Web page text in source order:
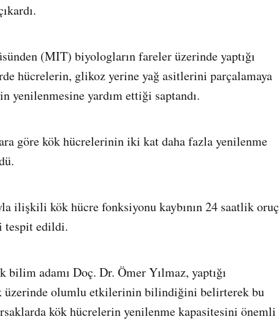
(MIT) biyologların fareler üzerinde yaptığı
hücrelerin, glikoz yerine yağ asitlerini parçalamaya
yenilenmesine yardım ettiği saptandı.
göre kök hücrelerinin iki kat daha fazla yenilenme
ilişkili kök hücre fonksiyonu kaybının 24 saatlik oruç
tespit edildi.
adamı Doç. Dr. Ömer Yılmaz, yaptığı
üzerinde olumlu etkilerinin bilindiğini belirterek bu
kök hücrelerin yenilenme kapasitesini önemli